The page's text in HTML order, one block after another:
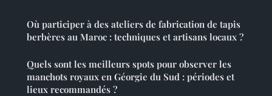
Où participer à des ateliers de fabrication de tapis
berbères au Maroc : techniques et artisans locaux ?
Quels sont les meilleurs spots pour observer les
manchots royaux en Géorgie du Sud : périodes et
lieux recommandés ?